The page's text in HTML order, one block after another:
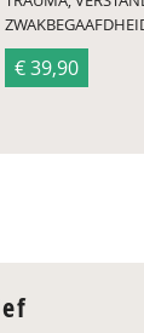
€ 39,90